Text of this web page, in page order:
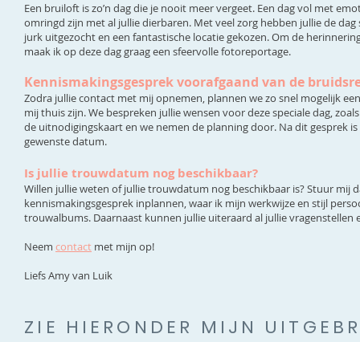
Een bruiloft is zo’n dag die je nooit meer vergeet. Een dag vol met
omringd zijn met al jullie dierbaren. Met veel zorg hebben jullie de
jurk uitgezocht en een fantastische locatie gekozen. Om de
maak ik op deze dag graag een sfeervolle fotoreportage.
Kennismakingsgesprek voorafgaand van de
Zodra jullie contact met mij opnemen, plannen we zo snel mogelijk
mij thuis zijn. We bespreken jullie wensen voor deze speciale dag,
de uitnodigingskaart en we nemen de planning door. Na dit gesprek
gewenste datum.
Is jullie trouwdatum nog beschikbaar?
Willen jullie weten of jullie trouwdatum nog beschikbaar is? Stuur mij
kennismakingsgesprek inplannen, waar ik mijn werkwijze en stijl
trouwalbums. Daarnaast kunnen jullie uiteraard al jullie
Neem contact met mijn op!
Liefs Amy van Luik
ZIE HIERONDER MIJN